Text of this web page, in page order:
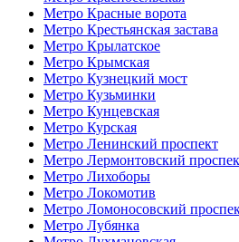
Метро Красные ворота
Метро Крестьянская застава
Метро Крылатское
Метро Крымская
Метро Кузнецкий мост
Метро Кузьминки
Метро Кунцевская
Метро Курская
Метро Ленинский проспект
Метро Лермонтовский
Метро Лихоборы
Метро Локомотив
Метро Ломоносовский
Метро Лубянка